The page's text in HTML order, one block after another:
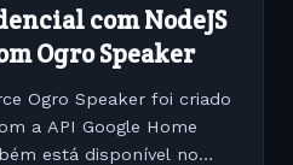
com NodeJS
Ogro Speaker
Ogro Speaker foi criado
a API Google Home
está disponível no